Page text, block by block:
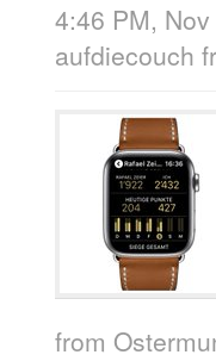
4:46 PM,
aufdiecouch
from